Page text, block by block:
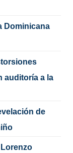
Dominicana
auditoría a la
de